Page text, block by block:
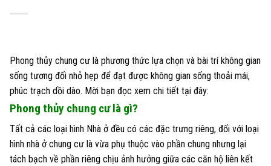
Phong thủy chung cư là phương thức lựa chọn và bài trí không gian
sống tương đối nhỏ hẹp để đạt được không gian sống thoải mái,
phúc trạch dồi dào. Mời bạn đọc xem chi tiết tại đây:
Phong thủy chung cư là gì?
Tất cả các loại hình Nhà ở đều có các đặc trưng riêng, đối với loại
hình nhà ở chung cư là vừa phụ thuộc vào phần chung nhưng lại
tách bạch về phần riêng chịu ảnh hưởng giữa các căn hộ liên kết